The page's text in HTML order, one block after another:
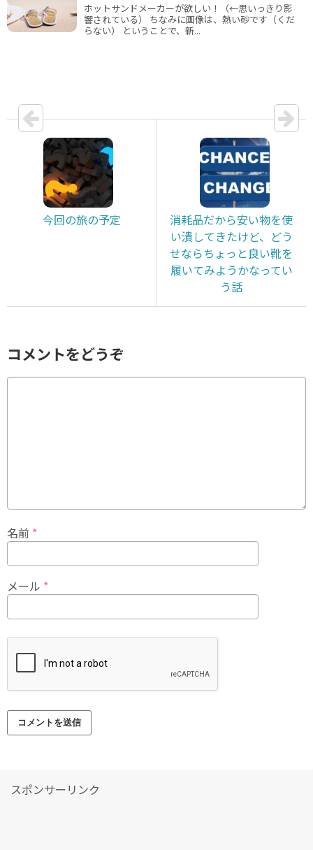
ホットサンドメーカーが欲しい！（←思いっきり影
響されている） ちなみに画像は、熱い砂です（くだ
らない） ということで、新...
今回の旅の予定
消耗品だから安い物を使
い潰してきたけど、どう
せならちょっと良い靴を
履いてみようかなってい
う話
コメントをどうぞ
名前 *
メール *
スポンサーリンク